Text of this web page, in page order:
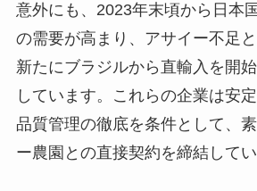
意外にも、2023年末頃から日本
の需要が高まり、アサイー不足と
新たにブラジルから直輸入を開
しています。これらの企業は安
品質管理の徹底を条件として、
ー農園との直接契約を締結してい